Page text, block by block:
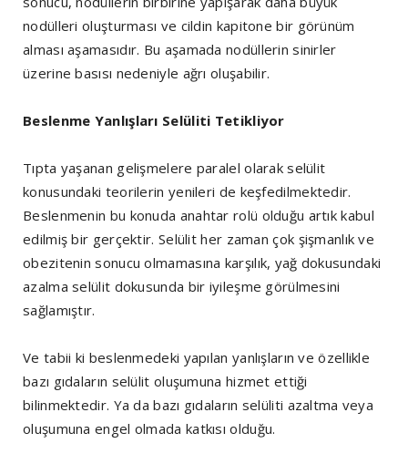
nodülleri oluşturması ve cildin kapitone bir görünüm
alması aşamasıdır. Bu aşamada nodüllerin sinirler
üzerine basısı nedeniyle ağrı oluşabilir.
Beslenme Yanlışları Selüliti Tetikliyor
Tıpta yaşanan gelişmelere paralel olarak selülit
konusundaki teorilerin yenileri de keşfedilmektedir.
Beslenmenin bu konuda anahtar rolü olduğu artık kabul
edilmiş bir gerçektir. Selülit her zaman çok şişmanlık ve
obezitenin sonucu olmamasına karşılık, yağ dokusundaki
azalma selülit dokusunda bir iyileşme görülmesini
sağlamıştır.
Ve tabii ki beslenmedeki yapılan yanlışların ve özellikle
bazı gıdaların selülit oluşumuna hizmet ettiği
bilinmektedir. Ya da bazı gıdaların selüliti azaltma veya
oluşumuna engel olmada katkısı olduğu.